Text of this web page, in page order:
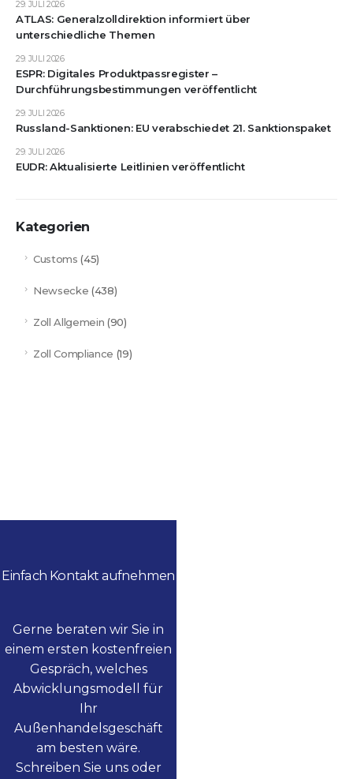
ATLAS: Generalzolldirektion informiert über
unterschiedliche Themen
29. JULI 2026
ESPR: Digitales Produktpassregister –
Durchführungsbestimmungen veröffentlicht
29. JULI 2026
Russland-Sanktionen: EU verabschiedet 21. Sanktionspaket
29. JULI 2026
EUDR: Aktualisierte Leitlinien veröffentlicht
29. JULI 2026
Kategorien
Customs (45)
Newsecke (438)
Zoll Allgemein (90)
Zoll Compliance (19)
Einfach Kontakt aufnehmen
Gerne beraten wir Sie in
einem ersten kostenfreien
Gespräch, welches
Abwicklungsmodell für
Ihr
Außenhandelsgeschäft
am besten wäre.
Schreiben Sie uns oder